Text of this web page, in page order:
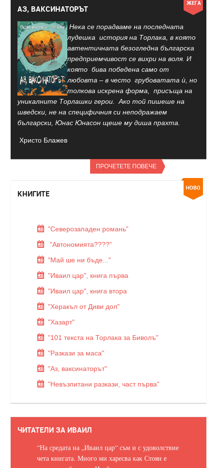
АЗ, ВАКСИНАТОРЪТ
Нека се порадваме на последната
лудешка история на Торлака, в която
автентичната безогледна българска
предприемчивост се вихри на воля. И
която бива победена само от
любовта – в често грубоватата ѝ, но
толкова искрена форма, присъща на
уникалните Торлашки герои. Ако той пишеше на
шведски, не на специфичния си неподражаем
български, Юнас Юнасон щеше му диша прахта.
Христо Блажев
ПРОЧЕТЕТЕ ПОВЕЧЕ
КНИГИТЕ
"Северозападен романь"
"Автономията????"
"Май ше ни бъде..."
"Иваил цар", книга първа
"Иваил цар", книга втора
"Херакъл от Диви дол"
"Хазарт"
"101 текста на Торлака за Биволъ"
"Разкази за маса"
"Аз, ваксинаторът"
"Невъзпитани разкази, част първа"
ЧИТАТЕЛИ ЗА ИВАИЛ
“На средата на „Иваил цар“ съм и с удоволствие
чета книгата. Много ми харесва как Стоян е